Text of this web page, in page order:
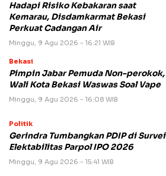
Hadapi Risiko Kebakaran saat
Kemarau, Disdamkarmat Bekasi
Perkuat Cadangan Air
Minggu, 9 Agu 2026 - 16:21 WIB
Bekasi
Pimpin Jabar Pemuda Non-perokok,
Wali Kota Bekasi Waswas Soal Vape
Minggu, 9 Agu 2026 - 16:08 WIB
Politik
Gerindra Tumbangkan PDIP di Survei
Elektabilitas Parpol IPO 2026
Minggu, 9 Agu 2026 - 15:41 WIB